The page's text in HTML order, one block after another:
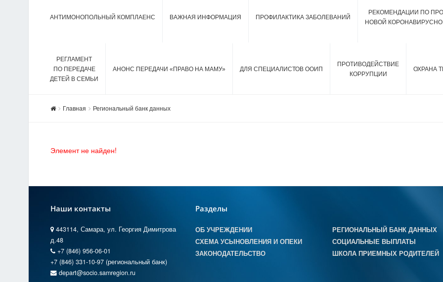
АНТИМОНОПОЛЬНЫЙ КОМПЛАЕНС ВАЖНАЯ ИНФОРМАЦИЯ ПРОФИЛАКТИКА ЗАБОЛЕВАНИЙ
РЕКОМЕНДАЦИИ ПО
НОВОЙ
РЕГЛАМЕНТ
ПО ПЕРЕДАЧЕ
ДЕТЕЙ В СЕМЬИ
АНОНС ПЕРЕДАЧИ «ПРАВО НА МАМУ» ДЛЯ СПЕЦИАЛИСТОВ ООИП
ПРОТИВОДЕЙСТВИЕ
КОРРУПЦИИ
ОХРАНА
Главная Региональный банк данных
Элемент не найден!
Наши контакты
443114, Самара, ул. Георгия Димитрова
д.48
+7 (846) 956-06-01
+7 (846) 331-10-97 (региональный банк)
depart@socio.samregion.ru
Разделы
ОБ УЧРЕЖДЕНИИ
СХЕМА УСЫНОВЛЕНИЯ И ОПЕКИ
ЗАКОНОДАТЕЛЬСТВО
РЕГИОНАЛЬНЫЙ БАНК ДАННЫХ
СОЦИАЛЬНЫЕ ВЫПЛАТЫ
ШКОЛА ПРИЕМНЫХ РОДИТЕЛЕЙ